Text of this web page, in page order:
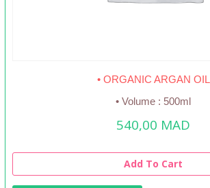
• ORGANIC ARGAN OIL
• Volume : 500ml
540,00 MAD
Add To Cart